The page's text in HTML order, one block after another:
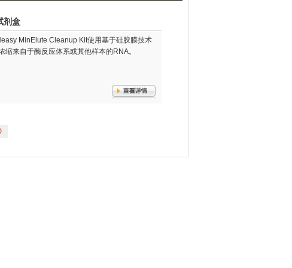
剂盒
MinElute Cleanup Kit使用基于硅胶膜技术
来自于酶反应体系或其他样本的RNA。